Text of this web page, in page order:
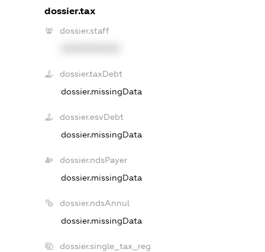
dossier.tax
dossier.staff
dossier.taxDebt
dossier.missingData
dossier.esvDebt
dossier.missingData
dossier.ndsPayer
dossier.missingData
dossier.ndsAnnul
dossier.missingData
dossier.single_tax_reg